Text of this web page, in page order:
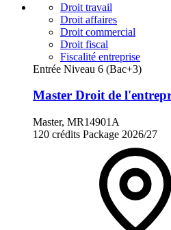
Droit travail
Droit affaires
Droit commercial
Droit fiscal
Fiscalité entreprise
Entrée Niveau 6 (Bac+3)
Master Droit de
Master, MR14901A
120 crédits Package 2026/27